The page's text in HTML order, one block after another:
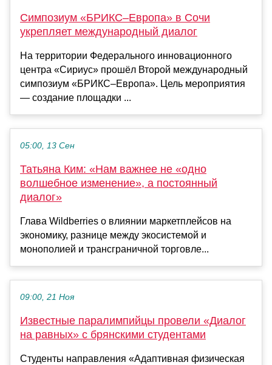
Симпозиум «БРИКС–Европа» в Сочи
укрепляет международный диалог
На территории Федерального инновационного
центра «Сириус» прошёл Второй международный
симпозиум «БРИКС–Европа». Цель мероприятия
— создание площадки ...
05:00, 13 Сен
Татьяна Ким: «Нам важнее не «одно
волшебное изменение», а постоянный
диалог»
Глава Wildberries о влиянии маркетплейсов на
экономику, разнице между экосистемой и
монополией и трансграничной торговле...
09:00, 21 Ноя
Известные паралимпийцы провели «Диалог
на равных» с брянскими студентами
Студенты направления «Адаптивная физическая